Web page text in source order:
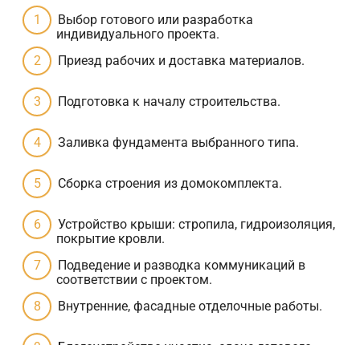
Выбор готового или разработка
индивидуального проекта.
Приезд рабочих и доставка материалов.
Подготовка к началу строительства.
Заливка фундамента выбранного типа.
Сборка строения из домокомплекта.
Устройство крыши: стропила, гидроизоляция,
покрытие кровли.
Подведение и разводка коммуникаций в
соответствии с проектом.
Внутренние, фасадные отделочные работы.